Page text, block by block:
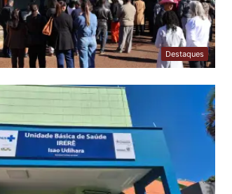
Destaques